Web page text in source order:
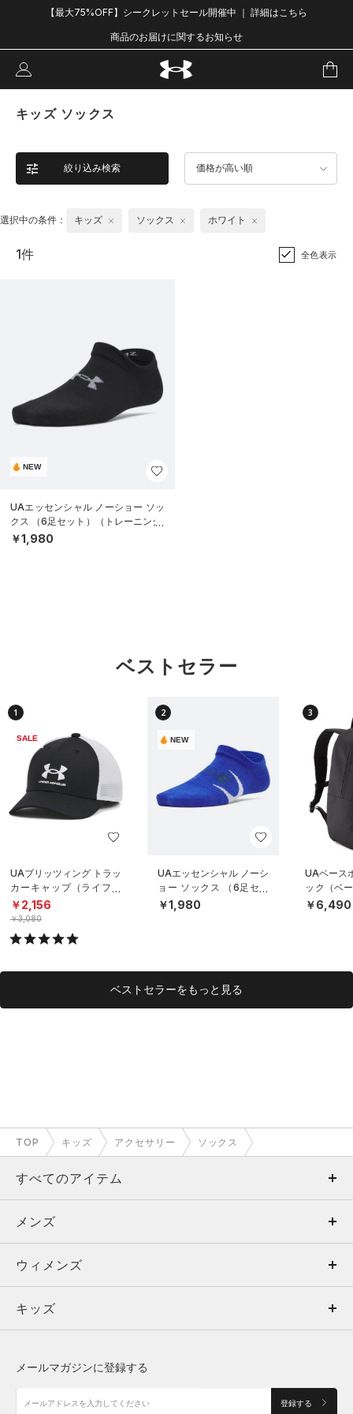
【最大75%OFF】シークレットセール開催中 ｜ 詳細はこちら
商品のお届けに関するお知らせ
キッズ ソックス
絞り込み検索 価格が高い順
選択中の条件： キッズ ソックス ホワイト
1件 全色表示
NEW
UAエッセンシャル ノーショー ソッ
クス （6足セット）（トレーニング/
KIDS）
￥1,980
ベストセラー
1
SALE
UAブリッツィング トラッ
カーキャップ（ライフス
タイル/BOYS）
￥2,156
￥3,080
2
NEW
UAエッセンシャル ノーシ
ョー ソックス （6足セッ
ト）（トレーニング/KID
￥1,980
3
UAベース
ック（ベ
S）
￥6,490
ベストセラーをもっと見る
TOP キッズ アクセサリー ソックス
すべてのアイテム
メンズ
ウィメンズ
キッズ
アクセサリー
メンズ
トップス
ボトムス
アクセサリー
ウィメンズ
トップス
シューズ
キッズ
メールマガジンに登録する
登録する